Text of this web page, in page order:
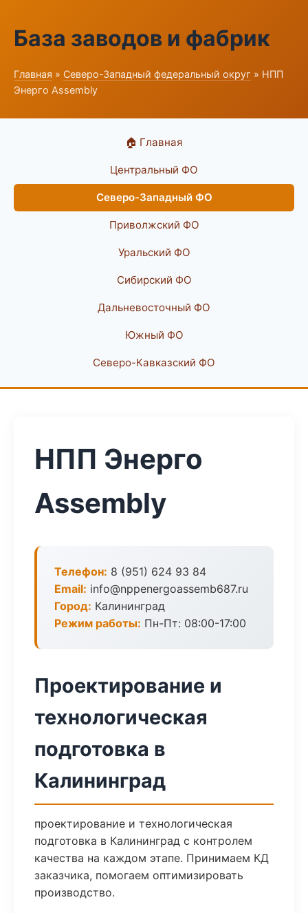
База заводов и фабрик
Главная » Северо-Западный федеральный округ » НПП
Энерго Assembly
🏠 Главная
Центральный ФО
Северо-Западный ФО
Приволжский ФО
Уральский ФО
Сибирский ФО
Дальневосточный ФО
Южный ФО
Северо-Кавказский ФО
НПП Энерго
Assembly
Телефон: 8 (951) 624 93 84
Email: info@nppenergoassemb687.ru
Город: Калининград
Режим работы: Пн-Пт: 08:00-17:00
Проектирование и
технологическая
подготовка в
Калининград
проектирование и технологическая
подготовка в Калининград с контролем
качества на каждом этапе. Принимаем КД
заказчика, помогаем оптимизировать
производство.